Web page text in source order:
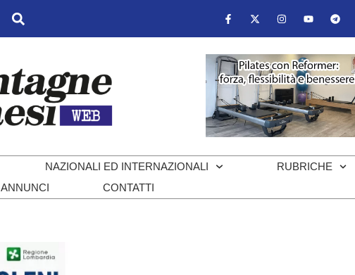
NAZIONALI ED INTERNAZIONALI
RUBRICHE
ANNUNCI CONTATTI